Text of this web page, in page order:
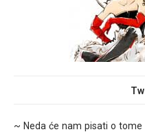
~ Neda će nam pisati o